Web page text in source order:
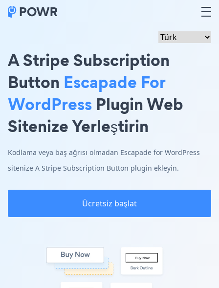
A Stripe Subscription
Button Escapade For
WordPress Plugin Web
Sitenize Yerleştirin
Kodlama veya baş ağrısı olmadan Escapade for WordPress
sitenize A Stripe Subscription Button plugin ekleyin.
Ücretsiz başlat